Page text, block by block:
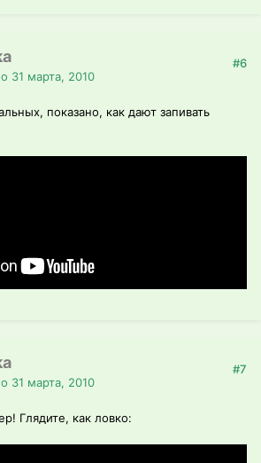
31 марта, 2010
#6
показано, как дают запивать
31 марта, 2010
#7
Глядите, как ловко: